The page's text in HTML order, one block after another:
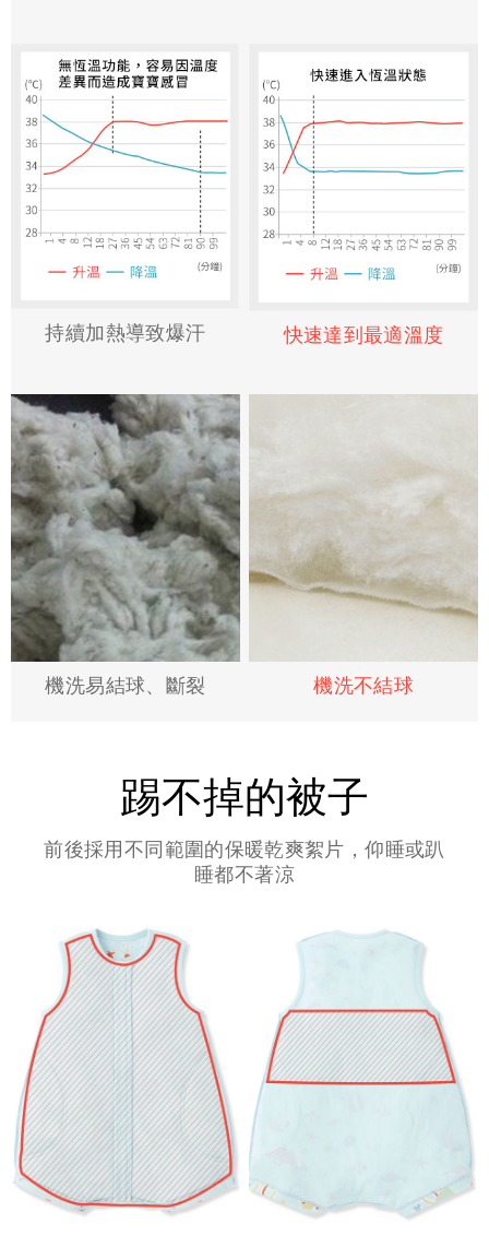
持續加熱導致爆汗 快速達到最適溫度
機洗易結球、斷裂 機洗不結球
踢不掉的被子
前後採用不同範圍的保暖乾爽絮片，仰睡或趴
睡都不著涼